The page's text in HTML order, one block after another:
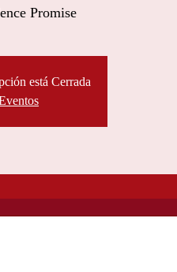
Promise
está Cerrada